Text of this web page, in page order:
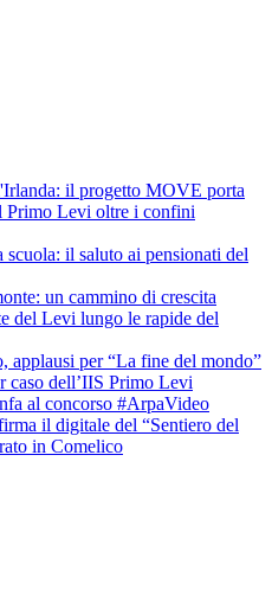
il progetto MOVE porta
Primo Levi oltre i confini
scuola: il saluto ai pensionati del
un cammino di crescita
del Levi lungo le rapide del
applausi per “La fine del mondo”
caso dell’IIS Primo Levi
al concorso #ArpaVideo
il digitale del “Sentiero del
in Comelico